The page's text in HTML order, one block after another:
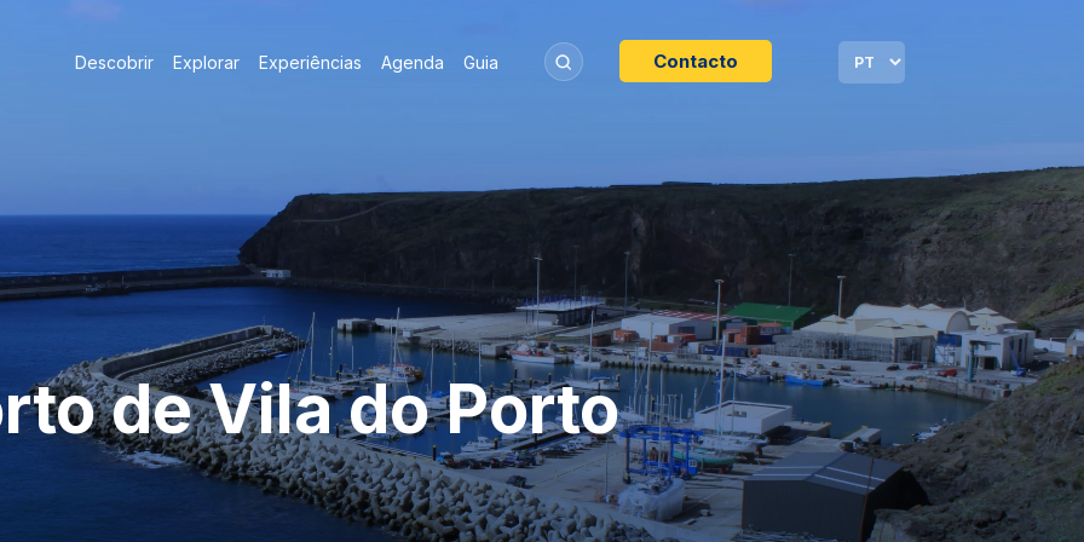
Descobrir Explorar Experiências Agenda Guia Contacto
de Vila do Porto